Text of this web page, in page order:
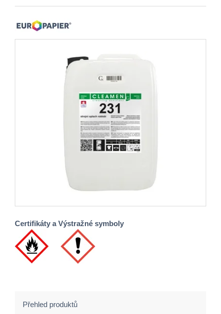
Certifikáty a Výstražné symboly
Přehled produktů